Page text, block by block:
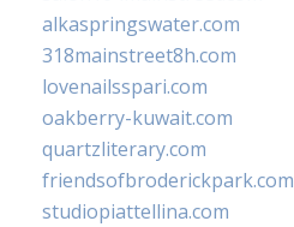
alkaspringswater.com
318mainstreet8h.com
lovenailsspari.com
oakberry-kuwait.com
quartzliterary.com
friendsofbroderickpark.com
studiopiattellina.com